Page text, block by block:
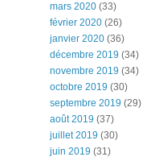
mars 2020 (33)
février 2020 (26)
janvier 2020 (36)
décembre 2019 (34)
novembre 2019 (34)
octobre 2019 (30)
septembre 2019 (29)
août 2019 (37)
juillet 2019 (30)
juin 2019 (31)